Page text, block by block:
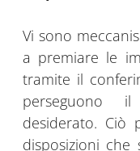
Vi sono
a premiare le
tramite il
perseguono
desiderato. Ciò
disposizioni che